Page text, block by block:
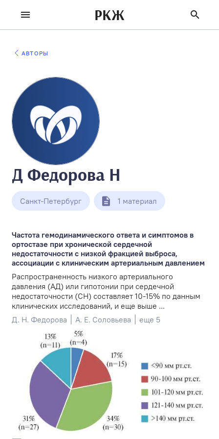
РКЖ
АВТОРЫ
Д Федорова Н
Санкт-Петербург 1 материал
Частота гемодинамического ответа и симптомов в
ортостазе при хронической сердечной
недостаточности с низкой фракцией выброса,
ассоциации с клиническим артериальным давлением
Распространенность низкого артериального
давления (АД) или гипотонии при сердечной
недостаточности (СН) составляет 10-15% по данным
клинических исследований, и еще выше ...
Д. Н. Федорова
А. Е. Соловьева еще 5